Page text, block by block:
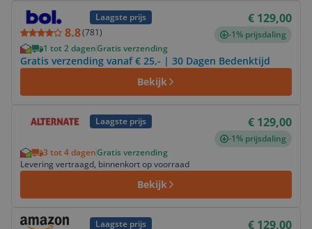
Laagste prijs
8.8(781)
€ 129,00
-1% prijsdaling
1 tot 2 dagenGratis verzending
Gratis verzending vanaf € 25,- | 30 Dagen Bedenktijd
Bekijk
Bekijk product
Laagste prijs € 129,00
-1% prijsdaling
3 tot 4 dagenGratis verzending
Levering vertraagd, binnenkort op voorraad
Bekijk
Laagste prijs € 129,00
Bekijk product